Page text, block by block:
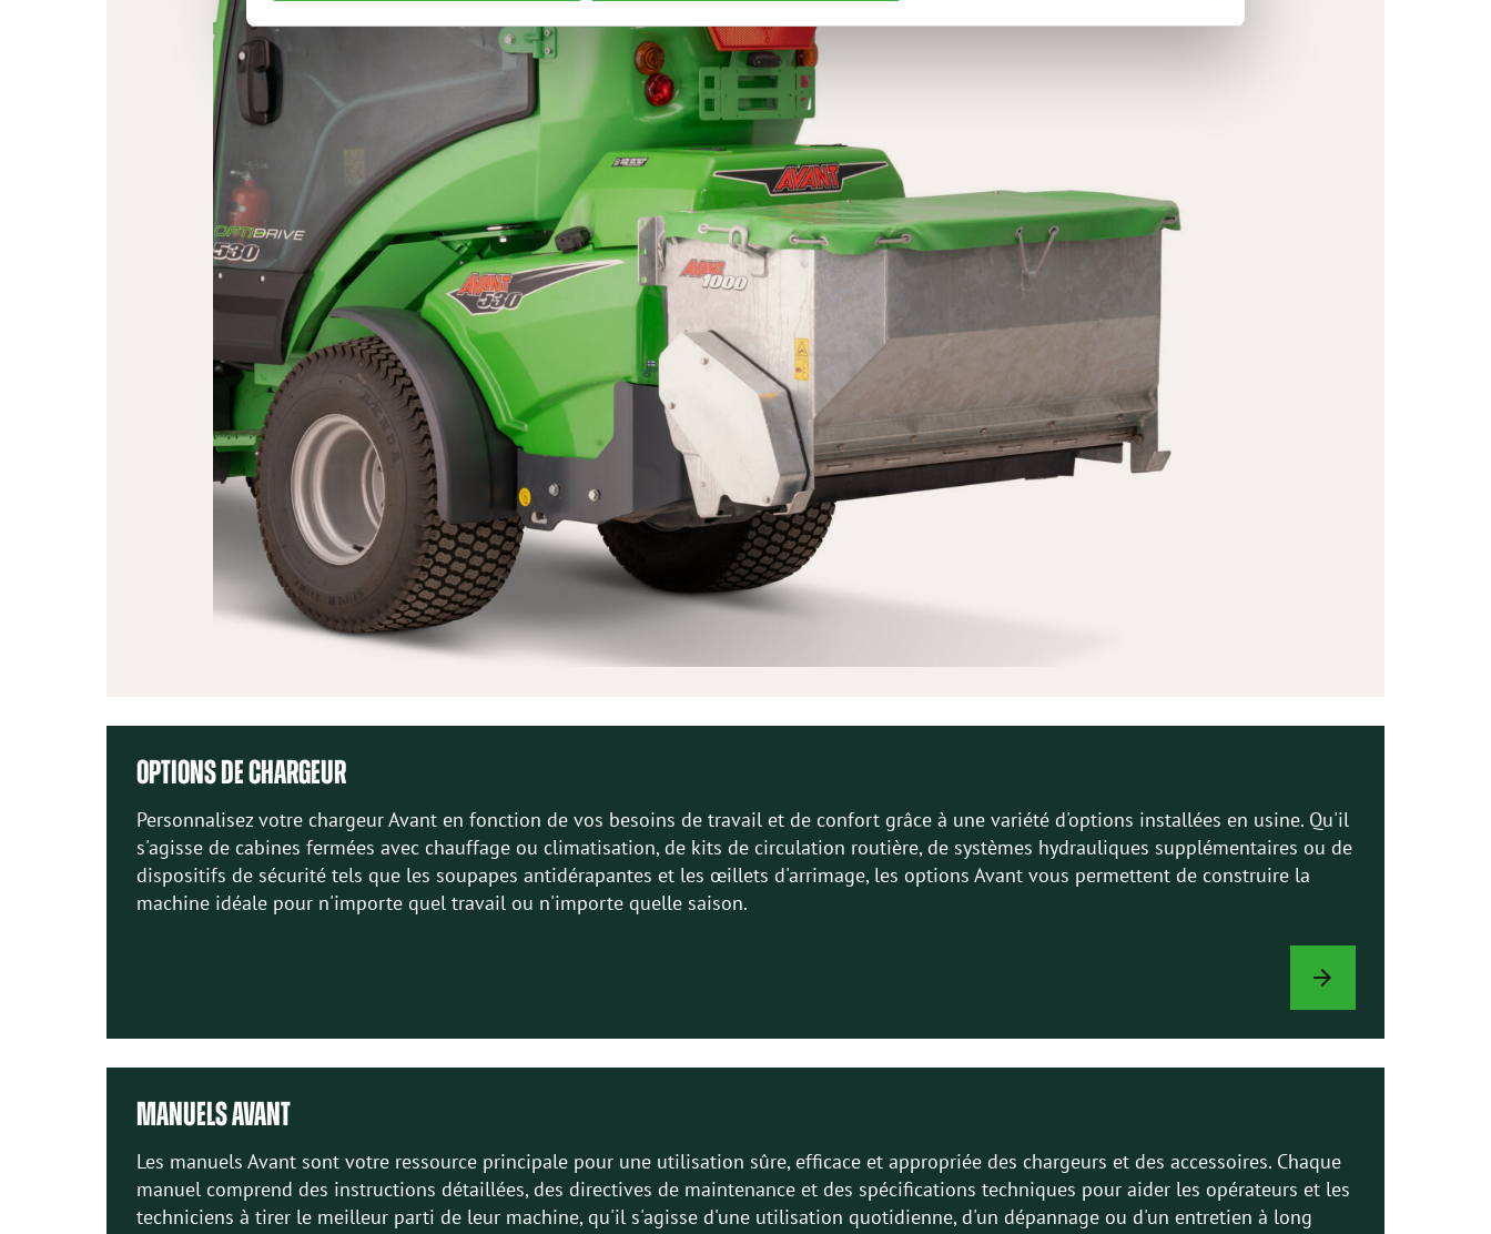
OPTIONS DE CHARGEUR
Personnalisez votre chargeur Avant en fonction de vos besoins de travail et de confort grâce à une variété d'options installées en usine. Qu'il
s'agisse de cabines fermées avec chauffage ou climatisation, de kits de circulation routière, de systèmes hydrauliques supplémentaires ou de
dispositifs de sécurité tels que les soupapes antidérapantes et les œillets d'arrimage, les options Avant vous permettent de construire la
machine idéale pour n'importe quel travail ou n'importe quelle saison.
OPTIONS
MANUELS AVANT
Les manuels Avant sont votre ressource principale pour une utilisation sûre, efficace et appropriée des chargeurs et des accessoires. Chaque
manuel comprend des instructions détaillées, des directives de maintenance et des spécifications techniques pour aider les opérateurs et les
techniciens à tirer le meilleur parti de leur machine, qu'il s'agisse d'une utilisation quotidienne, d'un dépannage ou d'un entretien à long